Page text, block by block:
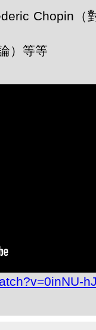
Chopin（
）等等